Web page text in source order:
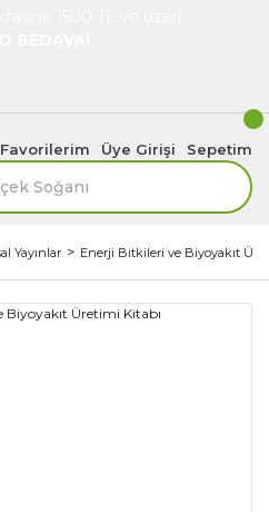
Favorilerim Üye Girişi Sepetim
Yayınlar Enerji Bitkileri ve Biyoyakıt